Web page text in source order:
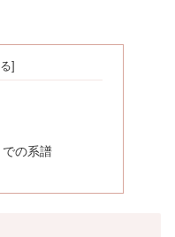
の系譜